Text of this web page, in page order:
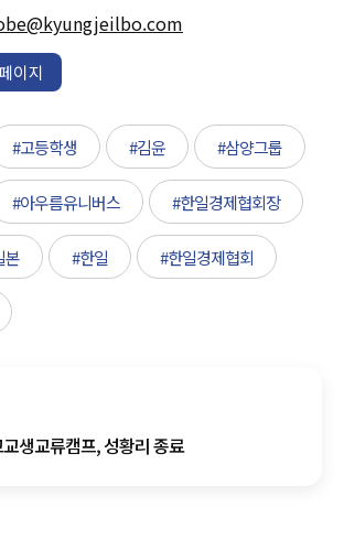
이지
#고등학생 #김윤 #삼양그룹
#아우름유니버스 #한일경제협회장
본 #한일 #한일경제협회
생교류캠프, 성황리 종료